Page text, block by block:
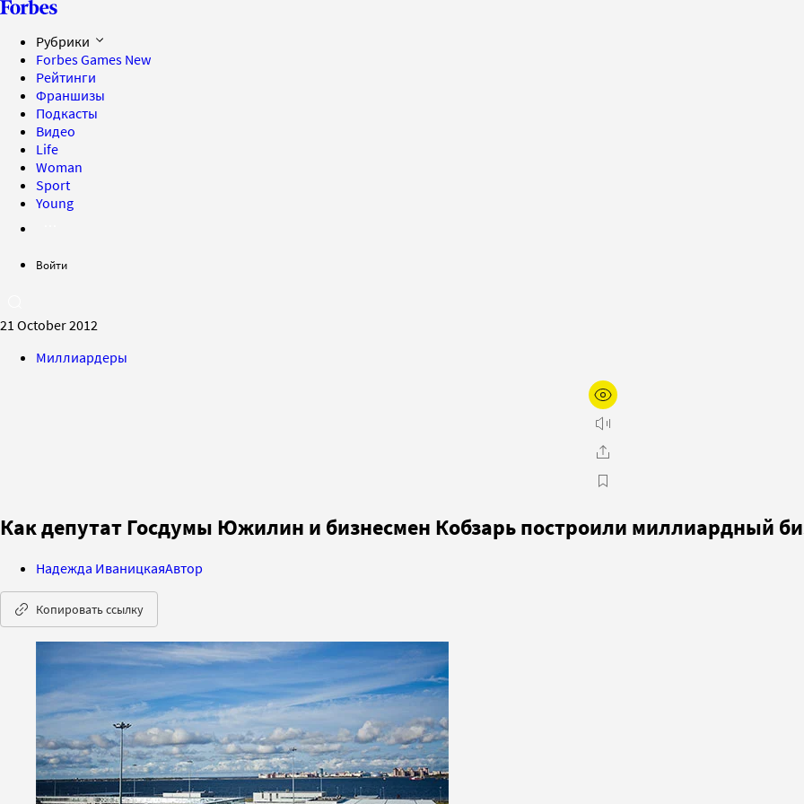
Рубрики
Forbes Games New
Рейтинги
Франшизы
Подкасты
Видео
Life
Woman
Sport
Young
Войти
21 October 2012
Миллиардеры
Как депутат Госдумы Южилин и бизнесмен Кобзарь построили миллиардный
Надежда ИваницкаяАвтор
Копировать ссылку